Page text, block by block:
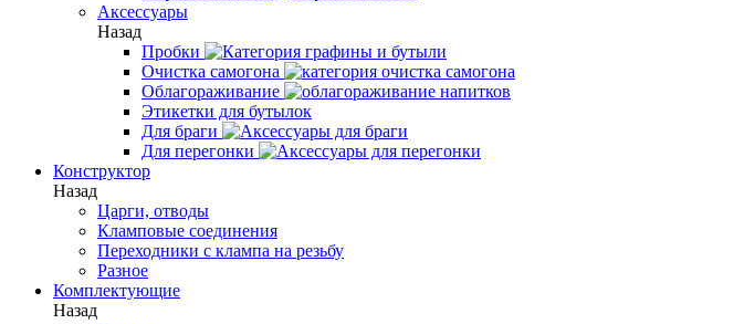
Аксессуары
Назад
Пробки
Очистка самогона
Облагораживание
Этикетки для бутылок
Для браги
Для перегонки
Конструктор
Назад
Царги, отводы
Кламповые соединения
Переходники с клампа на резьбу
Разное
Комплектующие
Назад